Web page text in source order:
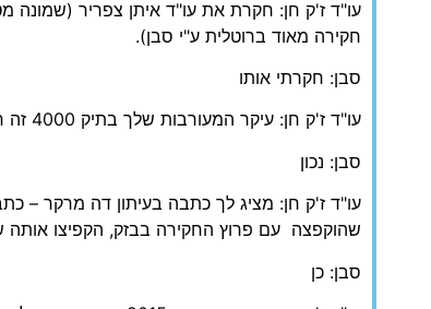
עו"ד ז'ק חן: חקרת את עו"ד איתן צפריר (שמונה
חקירה מאוד ברוטלית ע"י סבן).
סבן: חקרתי אותו
עו"ד ז'ק חן: עיקר המעורבות שלך בתיק 4000 זה חקירת אור אלוביץ'.
סבן: נכון
שהוקפצה עם פרוץ החקירה בבזק, הקפיצו אותה
סבן: כן